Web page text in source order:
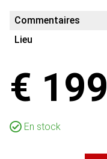
Commentaires
Lieu
€
En stock